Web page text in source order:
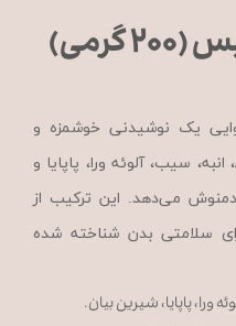
یک نوشیدنی خوشمزه و
سیب، آلوئه ورا، پاپایا و
می‌دهد. این ترکیب از
سلامتی بدن شناخته شده
ورا، پاپایا، شیرین بیان.